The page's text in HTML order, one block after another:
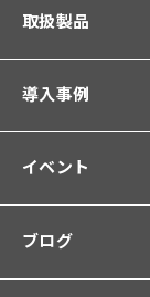
取扱製品
導入事例
イベント
ブログ